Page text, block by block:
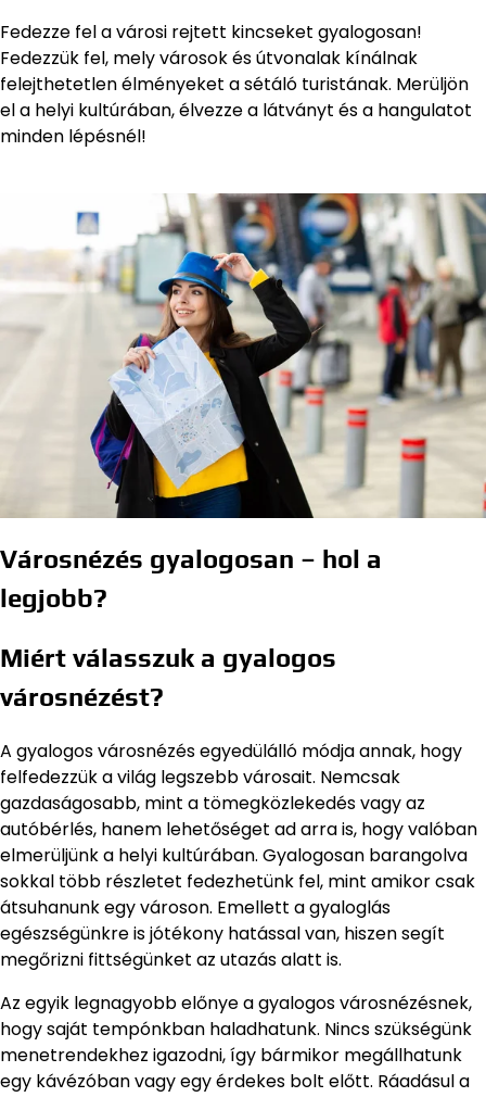
Fedezze fel a városi rejtett kincseket gyalogosan!
Fedezzük fel, mely városok és útvonalak kínálnak
felejthetetlen élményeket a sétáló turistának. Merüljön
el a helyi kultúrában, élvezze a látványt és a hangulatot
minden lépésnél!
Városnézés gyalogosan – hol a
legjobb?
Miért válasszuk a gyalogos
városnézést?
A gyalogos városnézés egyedülálló módja annak, hogy
felfedezzük a világ legszebb városait. Nemcsak
gazdaságosabb, mint a tömegközlekedés vagy az
autóbérlés, hanem lehetőséget ad arra is, hogy valóban
elmerüljünk a helyi kultúrában. Gyalogosan barangolva
sokkal több részletet fedezhetünk fel, mint amikor csak
átsuhanunk egy városon. Emellett a gyaloglás
egészségünkre is jótékony hatással van, hiszen segít
megőrizni fittségünket az utazás alatt is.
Az egyik legnagyobb előnye a gyalogos városnézésnek,
hogy saját tempónkban haladhatunk. Nincs szükségünk
menetrendekhez igazodni, így bármikor megállhatunk
egy kávézóban vagy egy érdekes bolt előtt. Ráadásul a